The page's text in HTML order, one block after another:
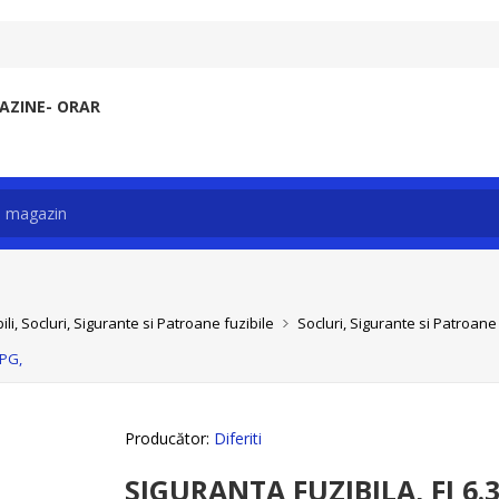
ORAR
Socluri, Sigurante si Patroane fuzibile
Socluri, Sigurante si
Producător: Diferiti
SIGURANTA FUZIBILA, FI